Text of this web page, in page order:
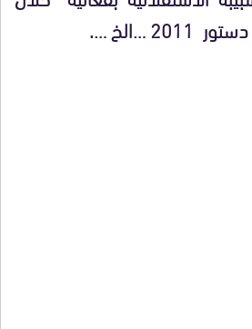
…الخ ….